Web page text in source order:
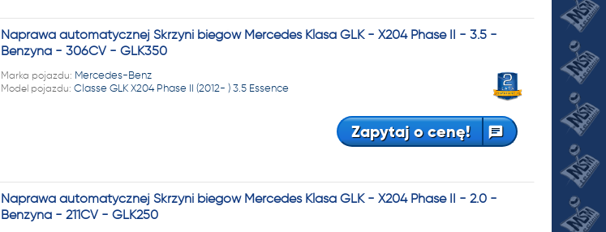
Naprawa automatycznej Skrzyni biegów Mercedes Klasa GLK - X204 Phase II - 3.5 -
Benzyna - 306CV - GLK350
Marka pojazdu: Mercedes-Benz
Model pojazdu: Classe GLK X204 Phase II (2012- ) 3.5 Essence
Zapytaj o cenę!
Naprawa automatycznej Skrzyni biegów Mercedes Klasa GLK - X204 Phase II - 2.0 -
Benzyna - 211CV - GLK250